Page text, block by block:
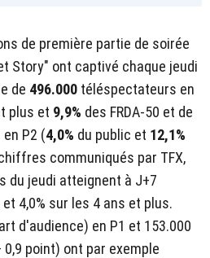
de première partie de soirée
Story" ont captivé chaque jeudi
de 496.000 téléspectateurs en
plus et 9,9% des FRDA-50 et de
P2 (4,0% du public et 12,1%
communiqués par TFX,
du jeudi atteignent à J+7
4,0% sur les 4 ans et plus.
d'audience) en P1 et 153.000
point) ont par exemple